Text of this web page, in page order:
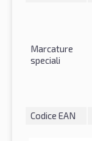
Marcature
speciali
Codice EAN